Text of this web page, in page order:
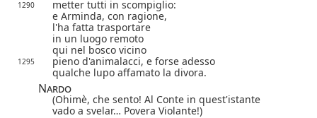
1290
metter tutti in scompiglio:
e Arminda, con ragione,
l'ha fatta trasportare
in un luogo remoto
qui nel bosco vicino
1295
pieno d'animalacci, e forse adesso
qualche lupo affamato la divora.
Nardo
(Ohimè, che sento! Al Conte in quest'istante
vado a svelar… Povera Violante!)